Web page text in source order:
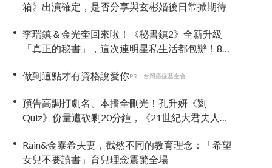
箱》出演確定，是否分享與玄彬婚後日常掀期待
李瑞鎮＆金光奎回來啦！《秘書鎮2》全新升級
「真正的秘書」，這次連明星私生活都包辦！8月
做到這點才有資格說愛你PR・台灣癌症基金會
預告高調打劇名、本播全刪光！孔升妍《劉
Quiz》份量遭砍剩20分鐘，《21世紀大君夫人》
Rain&金泰希夫妻，截然不同的教育理念：「希望
女兒不要讀書」育兒理念震驚全場